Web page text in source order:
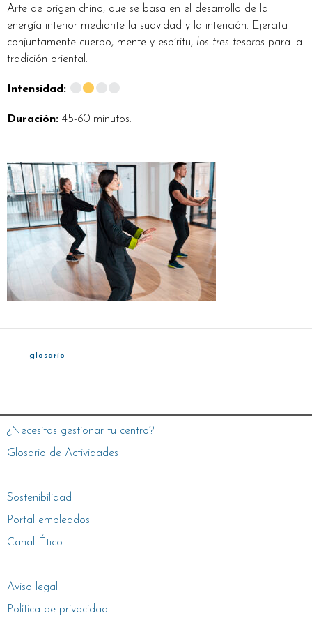
Arte de origen chino, que se basa en el desarrollo de la
energía interior mediante la suavidad y la intención. Ejercita
conjuntamente cuerpo, mente y espíritu, los tres tesoros para la
tradición oriental.
Intensidad:
Duración: 45-60 minutos.
glosario
¿Necesitas gestionar tu centro?
Glosario de Actividades
Sostenibilidad
Portal empleados
Canal Ético
Aviso legal
Política de privacidad